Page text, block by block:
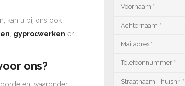
kan u bij ons ook
gyprocwerken en
ons?
waaronder: